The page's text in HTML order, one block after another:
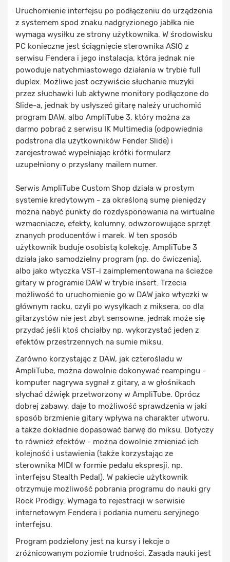
Uruchomienie interfejsu po podłączeniu do urządzenia
z systemem spod znaku nadgryzionego jabłka nie
wymaga wysiłku ze strony użytkownika. W środowisku
PC konieczne jest ściągnięcie sterownika ASIO z
serwisu Fendera i jego instalacja, która jednak nie
powoduje natychmiastowego działania w trybie full
duplex. Możliwe jest oczywiście słuchanie muzyki
przez słuchawki lub aktywne monitory podłączone do
Slide-a, jednak by usłyszeć gitarę należy uruchomić
program DAW, albo AmpliTube 3, który można za
darmo pobrać z serwisu IK Multimedia (odpowiednia
podstrona dla użytkowników Fender Slide) i
zarejestrować wypełniając krótki formularz
uzupełniony o przysłany mailem numer.
Serwis AmpliTube Custom Shop działa w prostym
systemie kredytowym - za określoną sumę pieniędzy
można nabyć punkty do rozdysponowania na wirtualne
wzmacniacze, efekty, kolumny, odwzorowujące sprzęt
znanych producentów i marek. W ten sposób
użytkownik buduje osobistą kolekcję. AmpliTube 3
działa jako samodzielny program (np. do ćwiczenia),
albo jako wtyczka VST-i zaimplementowana na ścieżce
gitary w programie DAW w trybie insert. Trzecia
możliwość to uruchomienie go w DAW jako wtyczki w
głównym racku, czyli po wysyłkach z miksera, co dla
gitarzystów nie jest zbyt sensowne, jednak może się
przydać jeśli ktoś chciałby np. wykorzystać jeden z
efektów przestrzennych na sumie miksu.
Zarówno korzystając z DAW, jak czterośladu w
AmpliTube, można dowolnie dokonywać reampingu -
komputer nagrywa sygnał z gitary, a w głośnikach
słychać dźwięk przetworzony w AmpliTube. Oprócz
dobrej zabawy, daje to możliwość sprawdzenia w jaki
sposób brzmienie gitary wpływa na charakter utworu,
a także dokładnie dopasować barwę do miksu. Dotyczy
to również efektów - można dowolnie zmieniać ich
kolejność i ustawienia (także korzystając ze
sterownika MIDI w formie pedału ekspresji, np.
interfejsu Stealth Pedal). W pakiecie użytkownik
otrzymuje możliwość pobrania programu do nauki gry
Rock Prodigy. Wymaga to rejestracji w serwisie
internetowym Fendera i podania numeru seryjnego
interfejsu.
Program podzielony jest na kursy i lekcje o
zróżnicowanym poziomie trudności. Zasada nauki jest